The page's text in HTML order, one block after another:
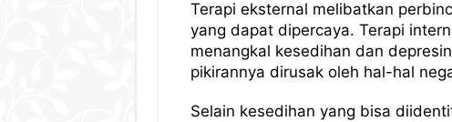
Terapi eksternal melibatkan
yang dapat dipercaya. Terapi
menangkal kesedihan dan
pikirannya dirusak oleh hal-hal
Selain kesedihan yang bisa